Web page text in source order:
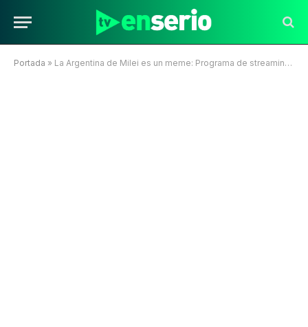
Portada » La Argentina de Milei es un meme: Programa de streaming entrevista a un urólogo pensando que era un ufólogo